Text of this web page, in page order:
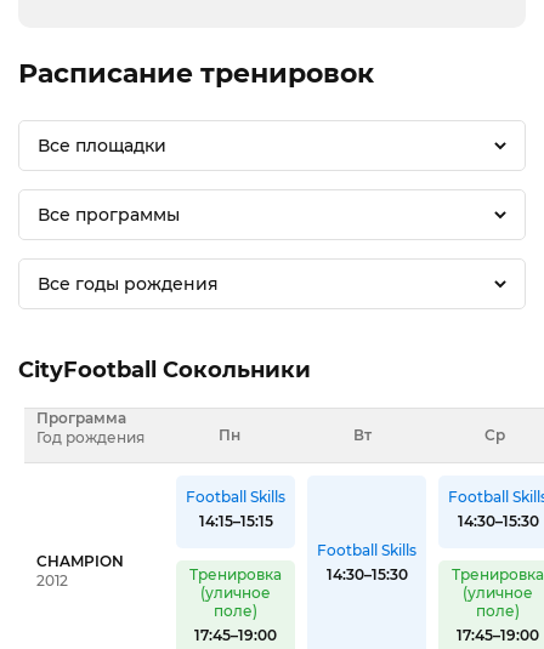
Расписание тренировок
Все площадки
Все программы
Все годы рождения
CityFootball Сокольники
Программа
Год рождения
Пн Вт Ср
CHAMPION
2012
Football Skills
14:15–15:15
Тренировка
(уличное
поле)
17:45–19:00
Football Skills
14:30–15:30
Football
14:30–15:30
Тренировка
(уличное
поле)
17:45–19:00